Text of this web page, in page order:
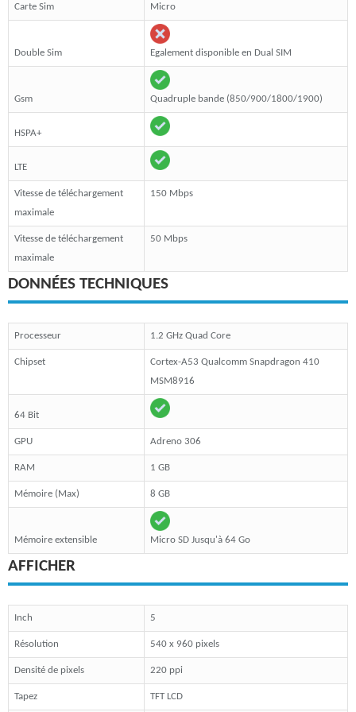
Carte Sim Micro
Double Sim Egalement disponible en Dual SIM
Gsm Quadruple bande (850/900/1800/1900)
HSPA+
LTE
Vitesse de téléchargement
maximale
150 Mbps
Vitesse de téléchargement
maximale
50 Mbps
DONNÉES TECHNIQUES
Processeur 1.2 GHz Quad Core
Chipset
Cortex-A53 Qualcomm Snapdragon 410
MSM8916
64 Bit
GPU Adreno 306
RAM 1 GB
Mémoire (Max) 8 GB
Mémoire extensible Micro SD Jusqu'à 64 Go
AFFICHER
Inch 5
Résolution 540 x 960 pixels
Densité de pixels 220 ppi
Tapez TFT LCD